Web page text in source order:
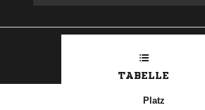
TABELLE
Platz